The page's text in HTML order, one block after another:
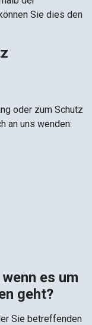
Sie dies den
oder zum Schutz
an uns wenden:
es um
geht?
Sie betreffenden